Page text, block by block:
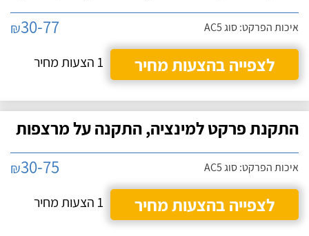
איכות הפרקט: סוג AC5 ₪30-77
לצפייה בהצעות מחיר
1 הצעות מחיר
התקנת פרקט למינציה, התקנה על מרצפות
איכות הפרקט: סוג AC5 ₪30-75
לצפייה בהצעות מחיר
1 הצעות מחיר